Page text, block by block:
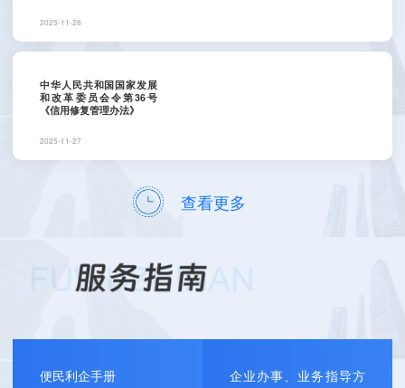
2025-11-28
中华人民共和国国家发展
和改革委员会令第36号
《信用修复管理办法》
2025-11-27
查看更多
便民利企手册
企业办事、业务指导方